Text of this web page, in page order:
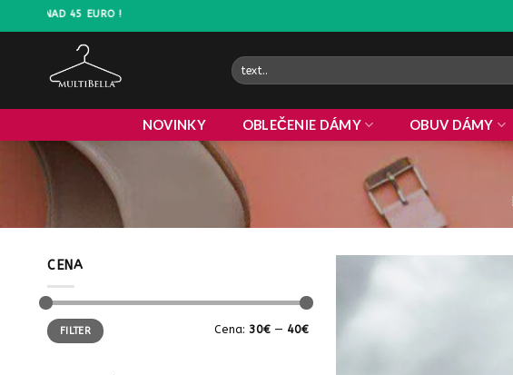
na
NAD 45 EURO !
Hľadať:
NOVINKY OBLEČENIE DÁMY OBUV DÁMY
CENA
Minimálna
cena
Maximálna
cenaFILTER Cena: 30€— 40€